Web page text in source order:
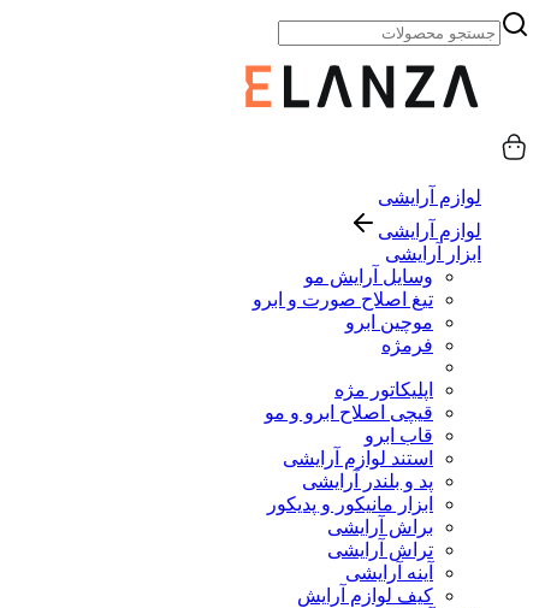
لوازم آرایشی
لوازم آرایشی
ابزار آرایشی
وسایل آرایش مو
تیغ اصلاح صورت و ابرو
موچین ابرو
فرمژه
اپلیکاتور مژه
قیچی اصلاح ابرو و مو
قاب ابرو
استند لوازم آرایشی
پد و بلندر آرایشی
ابزار مانیکور و پدیکور
براش آرایشی
تراش آرایشی
آینه آرایشی
کیف لوازم آرایش